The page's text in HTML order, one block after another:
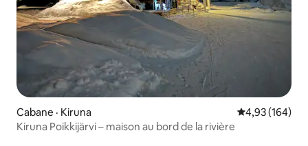
Cabane · Kiruna Note
4,93 (164)
Kiruna Poikkijärvi – maison au bord de la rivière